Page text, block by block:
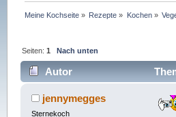
Meine Kochseite » Rezepte » Kochen»
Seiten:1 Nach unten
Autor
jennymegges
Sternekoch